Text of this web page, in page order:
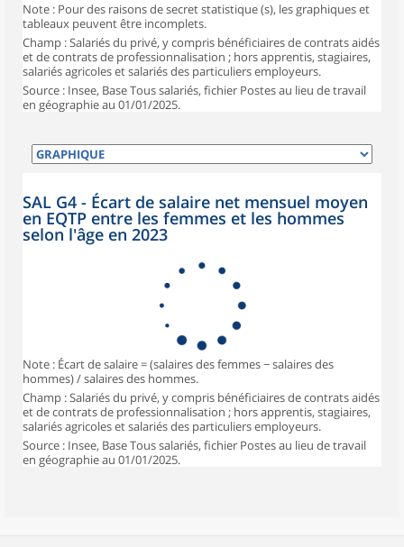
Note : Pour des raisons de secret statistique (s), les graphiques et
tableaux peuvent être incomplets.
Champ : Salariés du privé, y compris bénéficiaires de contrats aidés
et de contrats de professionnalisation ; hors apprentis, stagiaires,
salariés agricoles et salariés des particuliers employeurs.
Source : Insee, Base Tous salariés, fichier Postes au lieu de travail
en géographie au 01/01/2025.
SAL G4 - Écart de salaire net mensuel moyen
en EQTP entre les femmes et les hommes
selon l'âge en 2023
Note : Écart de salaire = (salaires des femmes − salaires des
hommes) / salaires des hommes.
Champ : Salariés du privé, y compris bénéficiaires de contrats aidés
et de contrats de professionnalisation ; hors apprentis, stagiaires,
salariés agricoles et salariés des particuliers employeurs.
Source : Insee, Base Tous salariés, fichier Postes au lieu de travail
en géographie au 01/01/2025.